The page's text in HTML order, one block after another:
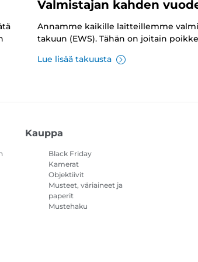
Valmistajan kahden
Annamme kaikille laitteillemme
takuun (EWS). Tähän on joitain
Lue lisää takuusta
Kauppa
Black Friday
Kamerat
Objektiivit
Musteet, väriaineet ja
paperit
Mustehaku